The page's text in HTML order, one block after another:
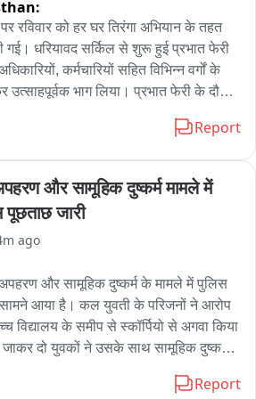
रविवार को हर घर तिरंगा अभियान के तहत
गई। धरियावद सर्किल से शुरू हुई प्रभात फेरी
कर्मचारियों सहित विभिन्न वर्गों के
उत्साहपूर्वक भाग लिया। प्रभात फेरी के दौरान
आमजन को अपने घरों पर तिरंगा फहराने और
और गौरव का प्रतीक है। अभियान का उद्देश्य
और राष्ट्रीय ध्वज के प्रति सम्मान की भावना
फेरी के जरिए लोगों से अभियान से जुड़कर देश
सम्मान व्यक्त करने का आह्वान किया गया।
Report
और सामूहिक दुष्कर्म मामले में
पूछताछ जारी
ago
और सामूहिक दुष्कर्म के मामले में पुलिस
आया है। कल युवती के परिजनों ने आरोप
विद्यालय के समीप से स्कॉर्पियो से अगवा किया
जाकर दो युवकों ने उसके साथ सामूहिक दुष्कर्म
इस मामले में आज नगर थाना पुलिस ने एक
Report